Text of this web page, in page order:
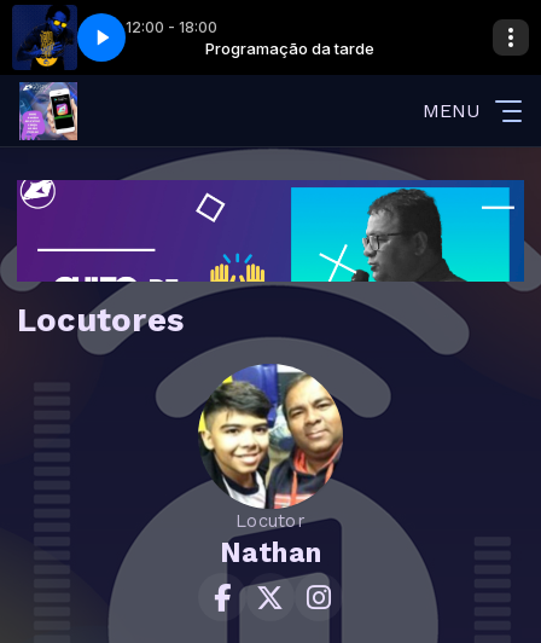
12:00 - 18:00
tarde Programação da tarde
Filho Meu_mJJmHaitgVc Thalles Roberto - Filho Meu_mJJmHaitgVc
MENU
Locutores
Locutor
Nathan